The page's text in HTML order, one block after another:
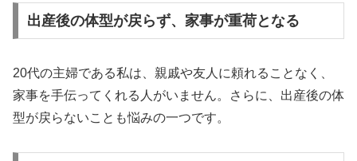
出産後の体型が戻らず、家事が重荷となる
20代の主婦である私は、親戚や友人に頼れることなく、
家事を手伝ってくれる人がいません。さらに、出産後の体
型が戻らないことも悩みの一つです。